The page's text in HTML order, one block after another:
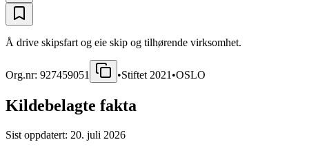
Å drive skipsfart og eie skip og tilhørende virksomhet.
Org.nr: 927459051 •Stiftet 2021 •OSLO
Kildebelagte fakta
Sist oppdatert: 20. juli 2026